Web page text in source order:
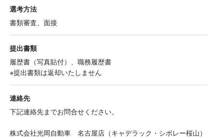
選考方法
書類審査、面接
提出書類
履歴書（写真貼付）、職務履歴書
※提出書類は返却いたしません
連絡先
下記連絡先までお問合せください。
株式会社光岡自動車 名古屋店（キャデラック・シボレー桜山）